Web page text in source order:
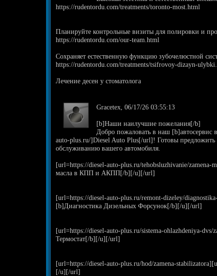
https://rudentordu.com/treatments/toronto-most.html
Планируйте контрольные визиты для полировки и
https://rudentordu.com/our-team.html
Сохраняет естественную функцию зубочелюстной
https://rudentordu.com/treatments/tsifrovoy-dizayn-
Лечение десен у стоматолога
Gracetex, 06/17/26 03:55:13
[b]Наши наилучшие пожелания[/b]
Добро пожаловать в наш [b]автосервис
auto-plus.ru/]Diesel Auto Plus[/url]! Готовы предложить
обслуживанию вашего автомобиля.
[url=https://diesel-auto-plus.ru/tehobsluzhivanie/
масла в КПП и АКПП[/b][/u][/url]
[url=https://diesel-auto-plus.ru/remont-dizeley/
[b]Диагностика Дизельных Форсунок[/b][/u][/url]
[url=https://diesel-auto-plus.ru/sistema-ohlazhdeniya-
Термостат[/b][/u][/url]
[url=https://diesel-auto-plus.ru/hod/zamena-
[/u][/url]